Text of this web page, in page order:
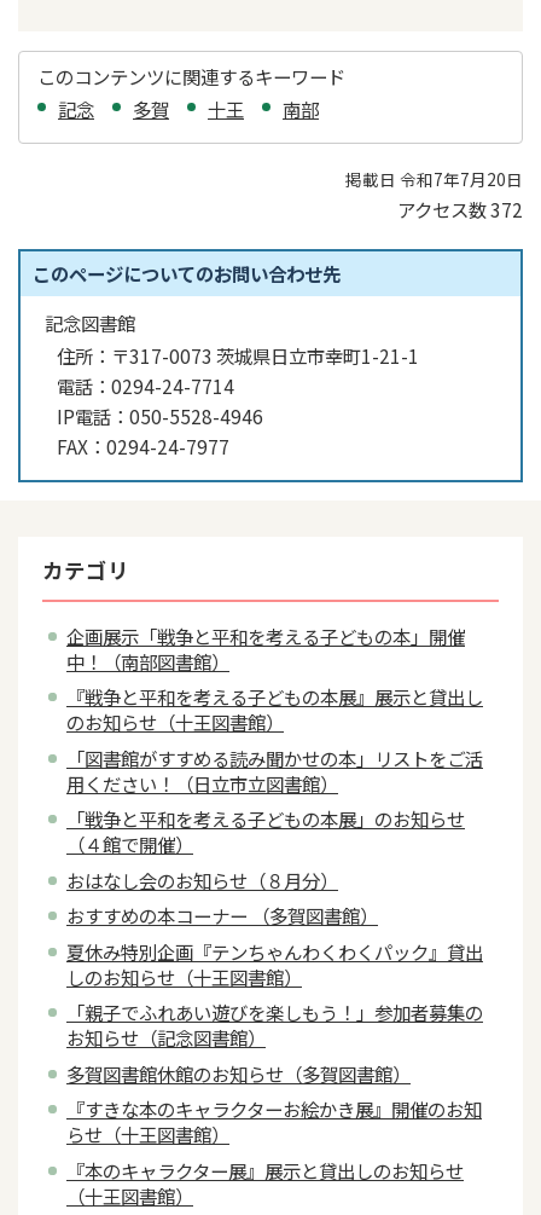
このコンテンツに関連するキーワード
記念
多賀 十王 南部
掲載日 令和7年7月20日
アクセス数372
このページについてのお問い合わせ先
記念図書館
住所： 〒317-0073 茨城県日立市幸町1-21-1
電話： 0294-24-7714
IP電話： 050-5528-4946
FAX： 0294-24-7977
カテゴリ
企画展示「戦争と平和を考える子どもの本」開催
中！（南部図書館）
『戦争と平和を考える子どもの本展』展示と貸出し
のお知らせ（十王図書館）
「図書館がすすめる読み聞かせの本」リストをご活
用ください！（日立市立図書館）
「戦争と平和を考える子どもの本展」のお知らせ
（４館で開催）
おはなし会のお知らせ（８月分）
おすすめの本コーナー （多賀図書館）
夏休み特別企画『テンちゃんわくわくパック』貸出
しのお知らせ（十王図書館）
「親子でふれあい遊びを楽しもう！」参加者募集の
お知らせ（記念図書館）
多賀図書館休館のお知らせ（多賀図書館）
『すきな本のキャラクターお絵かき展』開催のお知
らせ（十王図書館）
『本のキャラクター展』展示と貸出しのお知らせ
（十王図書館）